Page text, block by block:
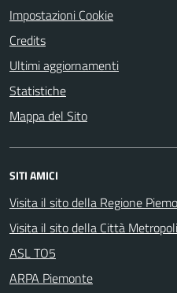
Impostazioni Cookie
Credits
Ultimi aggiornamenti
Statistiche
Mappa del Sito
SITI AMICI
Visita il sito della Regione
Visita il sito della Città
ASL TO5
ARPA Piemonte